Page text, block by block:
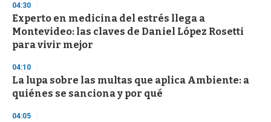
n
d
s
04:30
Experto en medicina del estrés llega a
Montevideo: las claves de Daniel López Rosetti
para vivir mejor
04:10
La lupa sobre las multas que aplica Ambiente: a
quiénes se sanciona y por qué
04:05